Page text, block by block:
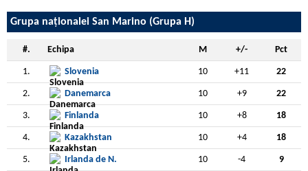
Grupa naționalei San Marino (Grupa H)
#. Echipa M +/- Pct
1. Slovenia 10 +11 22
2. Danemarca 10 +9 22
3. Finlanda 10 +8 18
4. Kazakhstan 10 +4 18
5. Irlanda de N. 10 -4 9